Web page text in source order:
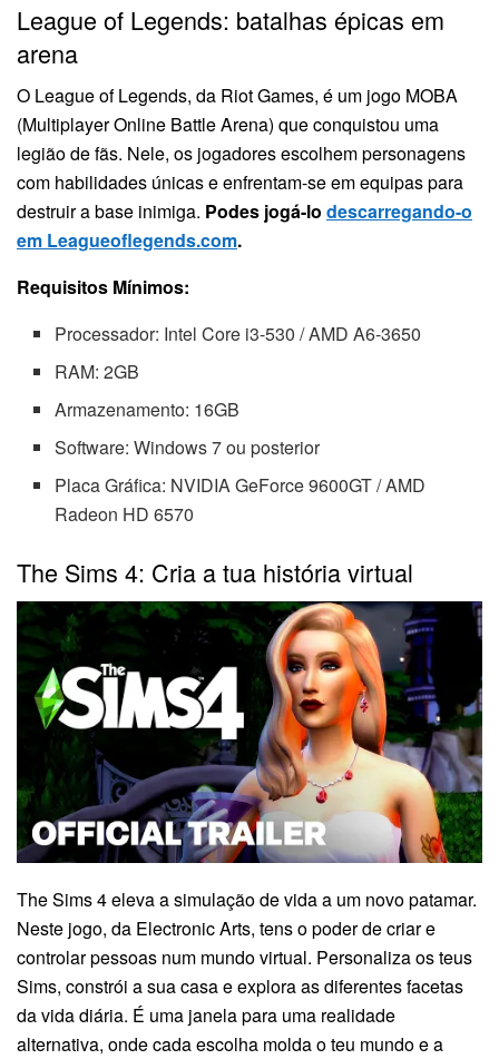
League of Legends: batalhas épicas em
arena
O League of Legends, da Riot Games, é um jogo MOBA
(Multiplayer Online Battle Arena) que conquistou uma
legião de fãs. Nele, os jogadores escolhem personagens
com habilidades únicas e enfrentam-se em equipas para
destruir a base inimiga. Podes jogá-lo descarregando-o
em Leagueoflegends.com.
Requisitos Mínimos:
Processador: Intel Core i3-530 / AMD A6-3650
RAM: 2GB
Armazenamento: 16GB
Software: Windows 7 ou posterior
Placa Gráfica: NVIDIA GeForce 9600GT / AMD
Radeon HD 6570
The Sims 4: Cria a tua história virtual
The Sims 4 eleva a simulação de vida a um novo patamar.
Neste jogo, da Electronic Arts, tens o poder de criar e
controlar pessoas num mundo virtual. Personaliza os teus
Sims, constrói a sua casa e explora as diferentes facetas
da vida diária. É uma janela para uma realidade
alternativa, onde cada escolha molda o teu mundo e a